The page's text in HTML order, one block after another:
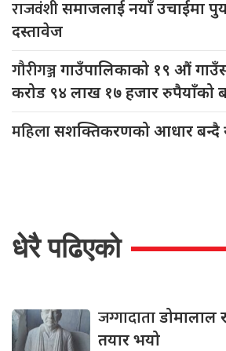
राजवंशीसमाजलाई नयाँ उचाईमा
दस्तावेज
गौरीगञ्जगाउँपालिकाको १९ औं
करोड ९४ लाख १७ हजार रुपैयाँको
महिलासशक्तिकरणको आधार बन्दै
धेरै पढिएको
जग्गादाताडोमालाल
तयार भयो